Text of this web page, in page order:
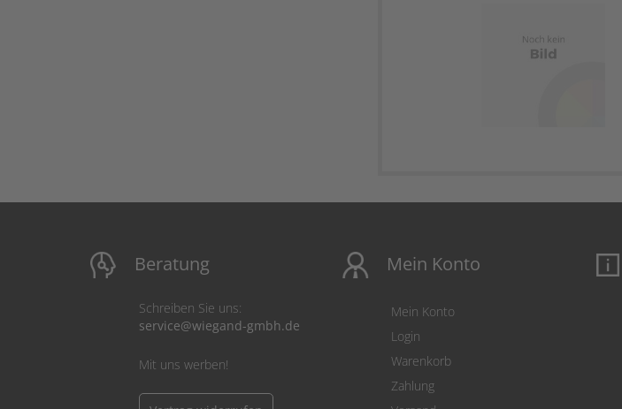
Beratung
Schreiben Sie uns:
service@wiegand-gmbh.de
Mit uns werben!
Mein Konto
Mein Konto
Login
Warenkorb
Zahlung